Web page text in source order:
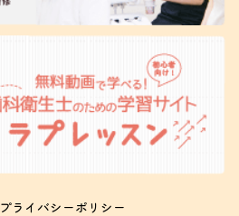
プライバシーポリシー